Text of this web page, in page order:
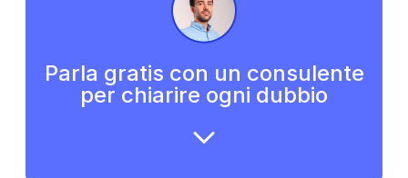
Parla gratis con un consulente
per chiarire ogni dubbio